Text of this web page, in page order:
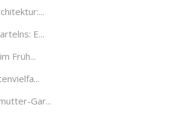
E...
Früh...
Gar...